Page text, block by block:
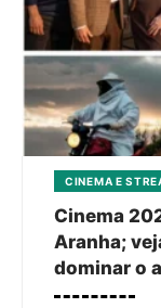
CINEMA E
Cinema
Aranha;
dominar o